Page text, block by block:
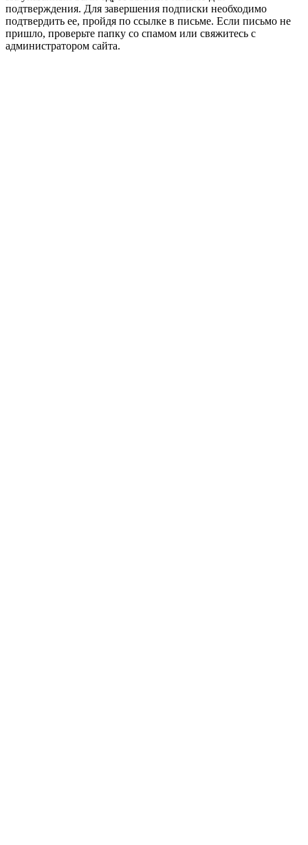
подтверждения. Для завершения подписки необходимо
подтвердить ее, пройдя по ссылке в письме. Если письмо не
пришло, проверьте папку со спамом или свяжитесь с
администратором сайта.